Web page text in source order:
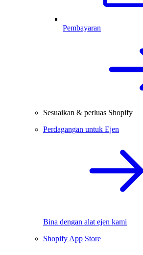
Pembayaran
Sesuaikan & perluas Shopify
Perdagangan untuk Ejen
Bina dengan alat ejen kami
Shopify App Store